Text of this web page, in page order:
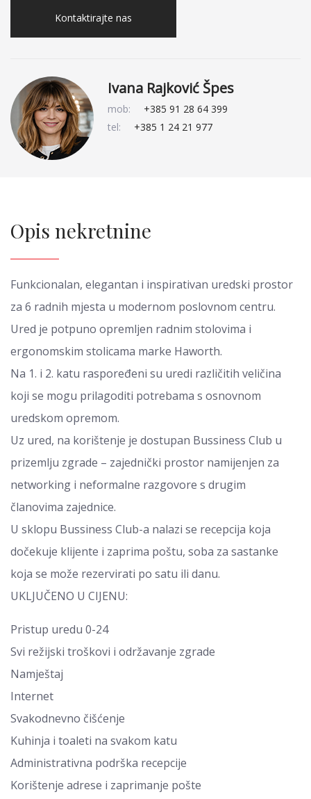
Kontaktirajte nas
Ivana Rajković Špes
mob:
+385 91 28 64 399
tel:
+385 1 24 21 977
Opis nekretnine
Funkcionalan, elegantan i inspirativan uredski prostor
za 6 radnih mjesta u modernom poslovnom centru.
Ured je potpuno opremljen radnim stolovima i
ergonomskim stolicama marke Haworth.
Na 1. i 2. katu raspoređeni su uredi različitih veličina
koji se mogu prilagoditi potrebama s osnovnom
uredskom opremom.
Uz ured, na korištenje je dostupan Bussiness Club u
prizemlju zgrade – zajednički prostor namijenjen za
networking i neformalne razgovore s drugim
članovima zajednice.
U sklopu Bussiness Club-a nalazi se recepcija koja
dočekuje klijente i zaprima poštu, soba za sastanke
koja se može rezervirati po satu ili danu.
UKLJUČENO U CIJENU:
Pristup uredu 0-24
Svi režijski troškovi i održavanje zgrade
Namještaj
Internet
Svakodnevno čišćenje
Kuhinja i toaleti na svakom katu
Administrativna podrška recepcije
Korištenje adrese i zaprimanje pošte